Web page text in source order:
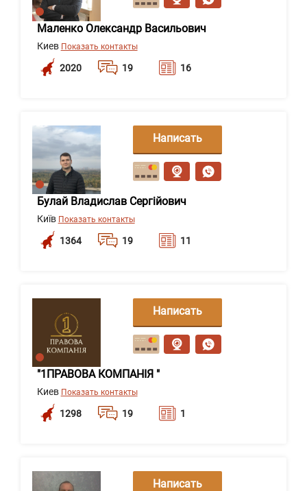
Маленко Олександр Васильович
Киев Показать контакты
2020 19 16
Булай Владислав Сергійович
Київ Показать контакты
1364 19 11
Написать
сообщение
"1ПРАВОВА КОМПАНІЯ "
Киев Показать контакты
1298 19 1
Написать
сообщение
Написать